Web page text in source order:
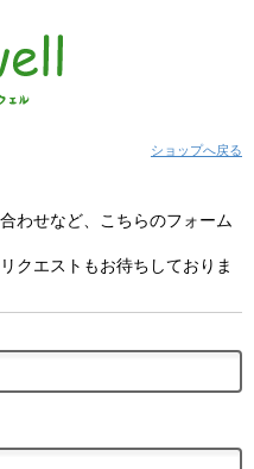
ショップへ戻る
わせなど、こちらのフォーム
クエストもお待ちしておりま